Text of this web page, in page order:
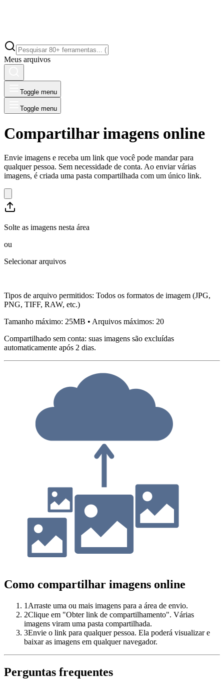
Meus arquivos
Toggle menu
Toggle menu
Compartilhar imagens online
Envie imagens e receba um link que você pode mandar para
qualquer pessoa. Sem necessidade de conta. Ao enviar várias
imagens, é criada uma pasta compartilhada com um único link.
Solte as imagens nesta área
ou
Selecionar arquivos
Tipos de arquivo permitidos: Todos os formatos de imagem (JPG,
PNG, TIFF, RAW, etc.)
Tamanho máximo: 25MB • Arquivos máximos: 20
Compartilhado sem conta: suas imagens são excluídas
automaticamente após 2 dias.
Como compartilhar imagens online
1 Arraste uma ou mais imagens para a área de envio.
2Clique em "Obter link de compartilhamento". Várias
imagens viram uma pasta compartilhada.
3Envie o link para qualquer pessoa. Ela poderá visualizar e
baixar as imagens em qualquer navegador.
Perguntas frequentes